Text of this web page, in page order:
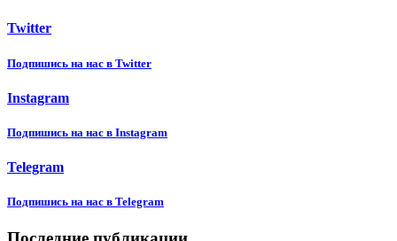
Twitter
Подпишиcь на нас в Twitter
Instagram
Подпишиcь на нас в Instagram
Telegram
Подпишиcь на нас в Telegram